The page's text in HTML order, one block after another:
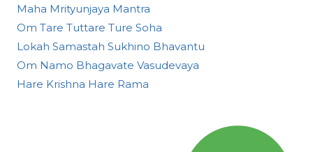
Maha Mrityunjaya Mantra
Om Tare Tuttare Ture Soha
Lokah Samastah Sukhino Bhavantu
Om Namo Bhagavate Vasudevaya
Hare Krishna Hare Rama